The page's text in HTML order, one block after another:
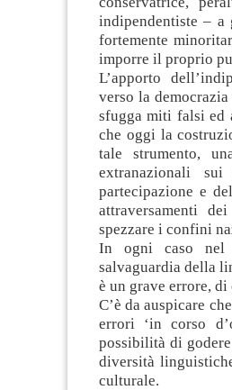
indipendentiste –
fortemente
imporre il proprio
L’apporto
verso la
sfugga miti falsi ed
che oggi la
tale strumento,
extranazionali
partecipazione e
attraversamenti
spezzare i confini
In ogni caso nel
salvaguardia della
è un grave errore,
C’è da auspicare
errori ‘in corso
possibilità di
diversità
culturale.